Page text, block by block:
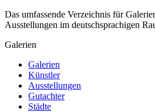
Das umfassende Verzeichnis für
Ausstellungen im deutschsprachigen
Galerien
Galerien
Künstler
Ausstellungen
Gutachter
Städte